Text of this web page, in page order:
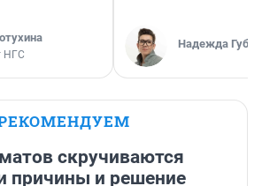
НГС
Надежда
скручиваются
причины и решение